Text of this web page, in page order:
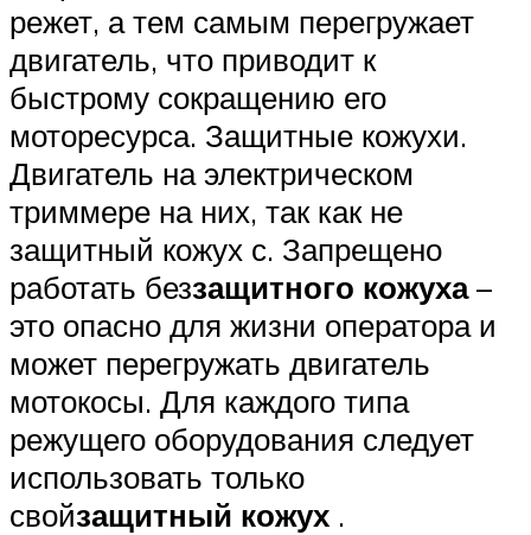
режет, а тем самым перегружает
двигатель, что приводит к
быстрому сокращению его
моторесурса. Защитные кожухи.
Двигатель на электрическом
триммере на них, так как не
защитный кожух с. Запрещено
работать беззащитного кожуха–
это опасно для жизни оператора и
может перегружать двигатель
мотокосы. Для каждого типа
режущего оборудования следует
использовать только
свойзащитный кожух .